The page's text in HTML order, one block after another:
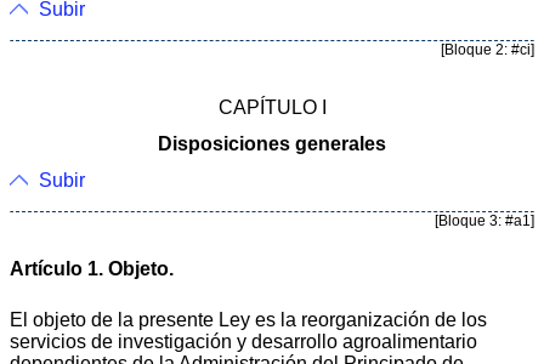
Subir
[Bloque 2: #ci]
CAPÍTULO I
Disposiciones generales
Subir
[Bloque 3: #a1]
Artículo 1. Objeto.
El objeto de la presente Ley es la reorganización de los
servicios de investigación y desarrollo agroalimentario